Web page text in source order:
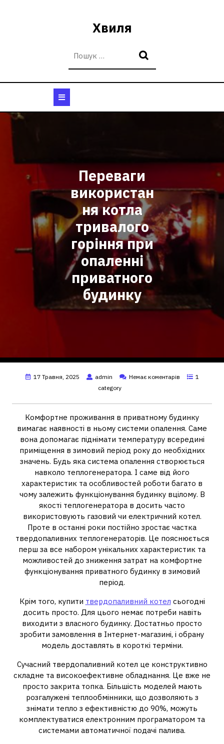
Хвиля
Переваги
використан
ня котла
тривалого
горіння при
опаленні
приватного
будинку
17 Травня, 2025 admin Немає коментарів
1
category
Комфортне проживання в приватному будинку
вимагає наявності в ньому системи опалення. Саме
вона допомагає піднімати температуру всередині
приміщення в зимовий період року до необхідних
значень. Будь яка система опалення створюється
навколо теплогенератора. І саме від його
характеристик та особливостей роботи багато в
чому залежить функціонування будинку вцілому. В
якості теплогенератора в досить часто
використовують газовий чи електричний котел.
Проте в останні роки постійно зростає частка
твердопаливних теплогенераторів. Це пояснюється
перш за все набором унікальних характеристик та
можливостей до зниження затрат на комфортне
функціонування приватного будинку в зимовий
період.
Крім того, купити твердопаливний котел сьогодні
досить просто. Для цього немає потреби навіть
виходити з власного будинку. Достатньо просто
зробити замовлення в Інтернет-магазині, і обрану
модель доставлять в короткі терміни.
Сучасний твердопаливний котел це конструктивно
складне та високоефективне обладнання. Це вже не
просто закрита топка. Більшість моделей мають
розгалужені теплообмінники, що дозволяють з
знімати тепло з ефективністю до 90%, можуть
комплектуватися електронним програматором та
системами автоматичної подачі палива.